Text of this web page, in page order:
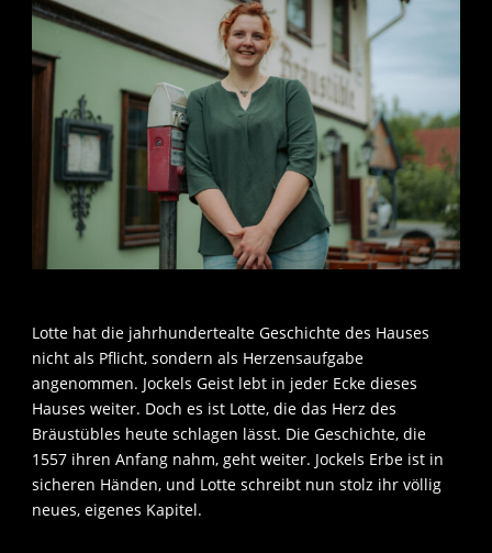
Lotte hat die jahrhundertealte Geschichte des Hauses
nicht als Pflicht, sondern als Herzensaufgabe
angenommen. Jockels Geist lebt in jeder Ecke dieses
Hauses weiter. Doch es ist Lotte, die das Herz des
Bräustübles heute schlagen lässt. Die Geschichte, die
1557 ihren Anfang nahm, geht weiter. Jockels Erbe ist in
sicheren Händen, und Lotte schreibt nun stolz ihr völlig
neues, eigenes Kapitel.